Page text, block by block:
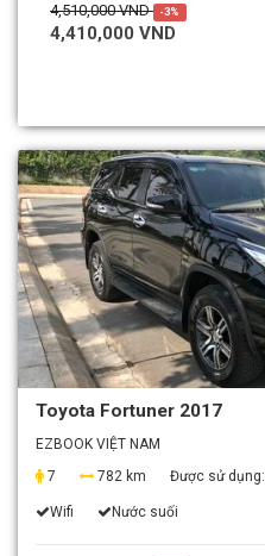
4,510,000 VND -3%
4,410,000 VND
Toyota Fortuner 2017
EZBOOK VIỆT NAM
7
782 km Được sử dụng:
Wifi Nước suối